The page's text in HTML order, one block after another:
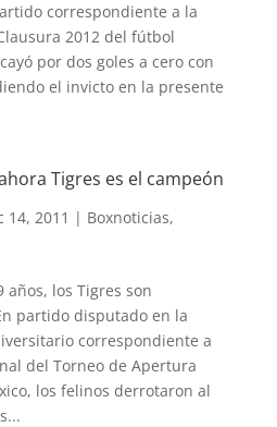
correspondiente a la
2012 del fútbol
por dos goles a cero con
el invicto en la presente
Tigres es el campeón
14, 2011 | Boxnoticias,
años, los Tigres son
partido disputado en la
correspondiente a
del Torneo de Apertura
los felinos derrotaron al